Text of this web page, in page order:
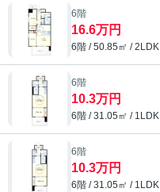
6階
16.6万円
6階 / 50.85㎡ / 2LDK
6階
10.3万円
6階 / 31.05㎡ / 1LDK
6階
10.3万円
6階 / 31.05㎡ / 1LDK